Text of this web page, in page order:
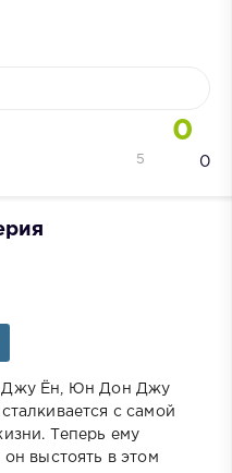
0
0
5
Джу Ён, Юн Дон Джу
с самой
Теперь ему
выстоять в этом